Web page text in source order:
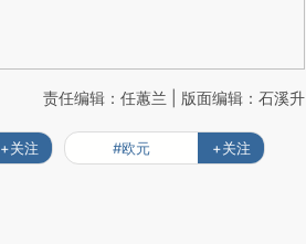
责任编辑：任蕙兰 | 版面编辑：石溪升
+关注 #欧元 +关注